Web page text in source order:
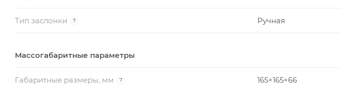
Тип заслонки ? Ручная
Массогабаритные параметры
Габаритные размеры, мм ? 165×165×66